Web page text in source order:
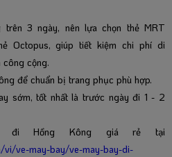
trên 3 ngày, nên lựa chọn thẻ MRT
Octopus, giúp tiết kiệm chi phí di
cộng.
để chuẩn bị trang phục phù hợp.
sớm, tốt nhất là trước ngày đi 1 - 2
đi Hồng Kông giá rẻ tại
vi/ve-may-bay/ve-may-bay-di-